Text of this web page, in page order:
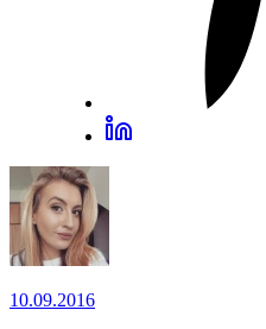
10.09.2016